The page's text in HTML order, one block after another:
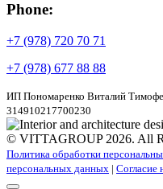
Phone:
+7 (978) 720 70 71
+7 (978) 677 88 88
ИП Пономаренко Виталий
314910217700230
© VITTAGROUP 2026. All
Политика обработки
персональных данных | Согласие